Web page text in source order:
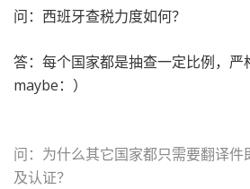
问：西班牙查税力度如何？
答：每个国家都是抽查一定比例，严
maybe：）
问：为什么其它国家都只需要翻译
及认证？